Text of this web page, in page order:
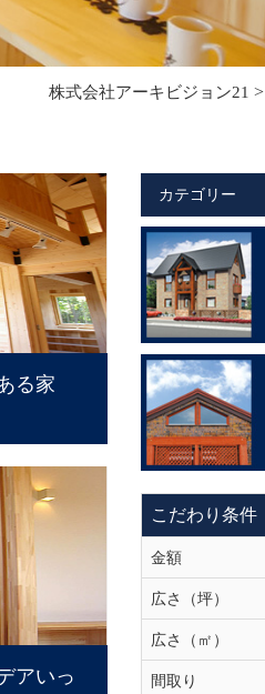
株式会社アーキビジョン21 >
る家
アいっ
カテゴリー
こだわり条件
金額
広さ（坪）
広さ（㎡）
間取り